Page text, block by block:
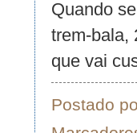
Quando
trem-bala,
que vai
Postado